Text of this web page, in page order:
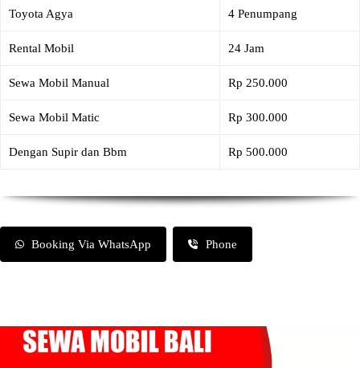
Toyota Agya 4 Penumpang
Rental Mobil 24 Jam
Sewa Mobil Manual Rp 250.000
Sewa Mobil Matic Rp 300.000
Dengan Supir dan Bbm Rp 500.000
Booking Via WhatsApp Phone